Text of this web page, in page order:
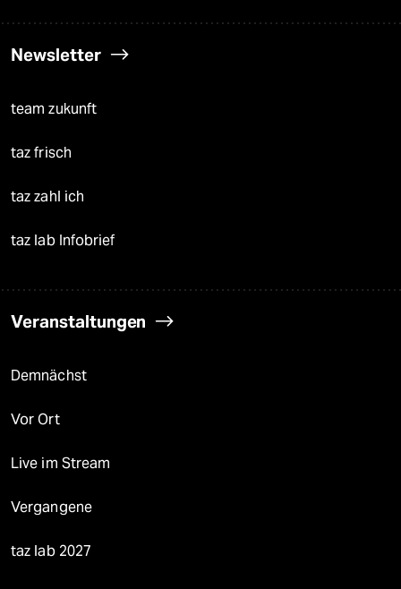
Newsletter
team zukunft
taz frisch
taz zahl ich
taz lab Infobrief
Veranstaltungen
Demnächst
Vor Ort
Live im Stream
Vergangene
taz lab 2027